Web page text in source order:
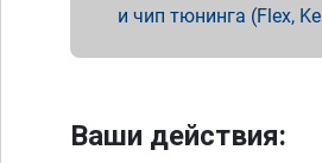
и чип тюнинга (Flex,
Ваши действия: